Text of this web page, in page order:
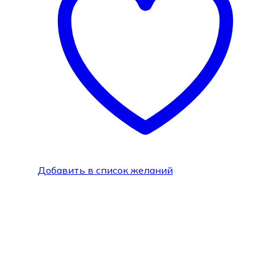
Добавить в список желаний